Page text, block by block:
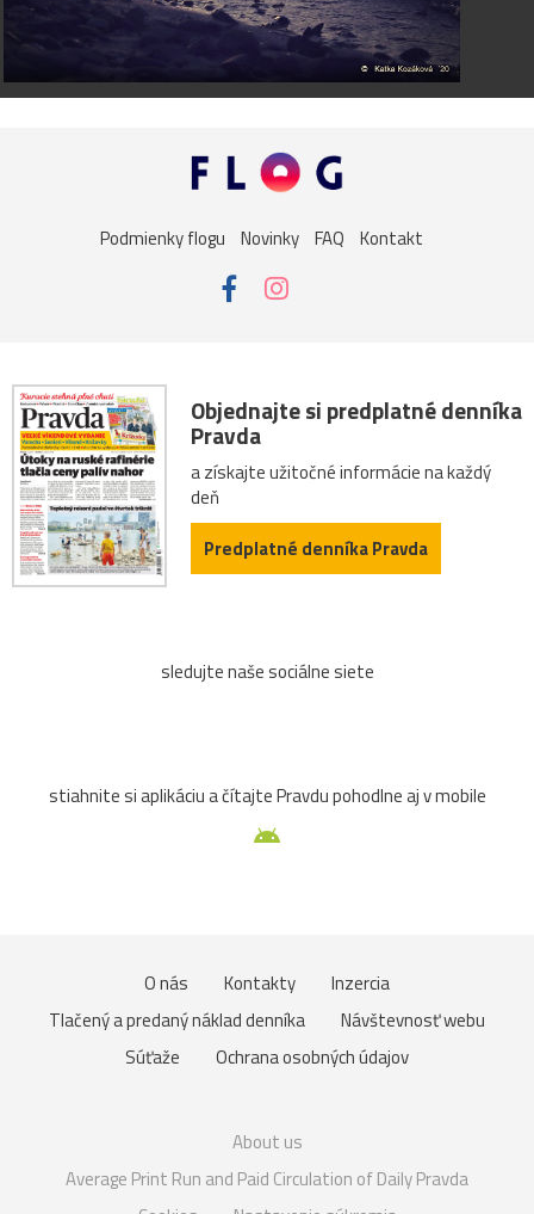
Podmienky flogu Novinky FAQ Kontakt
Objednajte si predplatné denníka
Pravda
a získajte užitočné informácie na každý
deň
Predplatné denníka Pravda
sledujte naše sociálne siete
stiahnite si aplikáciu a čítajte Pravdu pohodlne aj v mobile
O nás Kontakty
Inzercia
Tlačený a predaný náklad denníka
Návštevnosť webu
Súťaže
Ochrana osobných údajov
About us
Average Print Run and Paid Circulation of Daily Pravda